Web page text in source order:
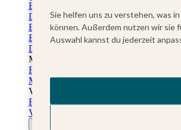
Einladungskarten Jugendweihe
Dankeskarten Jugendweihe
Einschulungskarten
Einladungskarten Einschulung
Danksagung Einschulung
Muttertag
Fotogeschenke Muttertag
Muttertagskarten
Vatertag
Fotogeschenke Vatertag
Vatertagskarten
Sie helfen uns zu verstehen, was
können. Außerdem nutzen wir sie
Auswahl kannst du jederzeit